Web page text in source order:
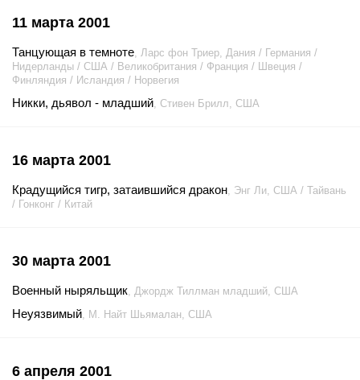
11 марта 2001
Танцующая в темноте, Ларс фон Триер, Дания / Германия /
Нидерланды / США / Великобритания / Франция / Швеция /
Финляндия / Исландия / Норвегия
Никки, дьявол - младший, Стивен Брилл, США
16 марта 2001
Крадущийся тигр, затаившийся дракон, Энг Ли, США / Тайвань
/ Гонконг / Китай
30 марта 2001
Военный ныряльщик, Джордж Тиллман младший, США
Неуязвимый, М. Найт Шьямалан, США
6 апреля 2001